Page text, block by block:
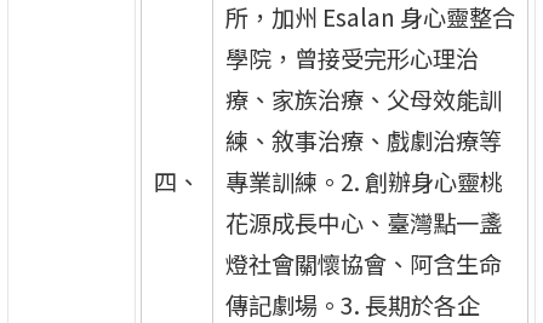
四、
所，加州 Esalan 身心靈整合
學院，曾接受完形心理治
療、家族治療、父母效能訓
練、敘事治療、戲劇治療等
專業訓練。2. 創辦身心靈桃
花源成長中心、臺灣點一盞
燈社會關懷協會、阿含生命
傳記劇場。3. 長期於各企